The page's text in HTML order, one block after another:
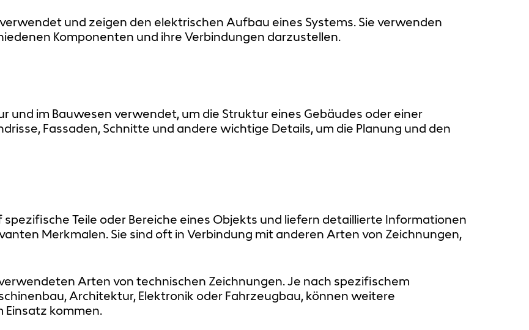
und zeigen den elektrischen Aufbau eines Systems. Sie verwenden
Komponenten und ihre Verbindungen darzustellen.
und im Bauwesen verwendet, um die Struktur eines Gebäudes oder einer
Fassaden, Schnitte und andere wichtige Details, um die Planung und den
Teile oder Bereiche eines Objekts und liefern detaillierte Informationen
Merkmalen. Sie sind oft in Verbindung mit anderen Arten von Zeichnungen,
Arten von technischen Zeichnungen. Je nach spezifischem
Architektur, Elektronik oder Fahrzeugbau, können weitere
Einsatz kommen.